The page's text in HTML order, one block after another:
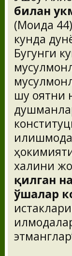
билан
(Моида
кунда
Бугунги
шу оятни
халқини
қилган
ўшалар